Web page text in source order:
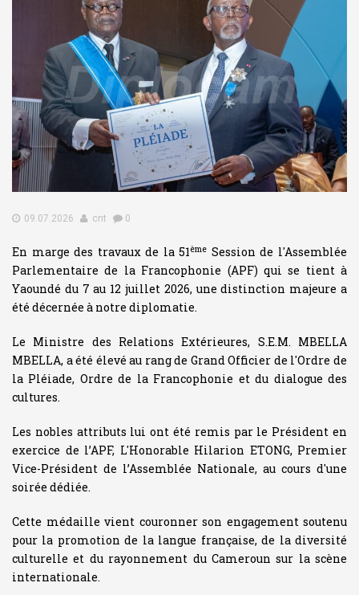
09.07.2026 cnt 0
En marge des travaux de la 51ème Session de l'Assemblée
Parlementaire de la Francophonie (APF) qui se tient à
Yaoundé du 7 au 12 juillet 2026, une distinction majeure a
été décernée à notre diplomatie.
Le Ministre des Relations Extérieures, S.E.M. MBELLA
MBELLA, a été élevé au rang de Grand Officier de l'Ordre de
la Pléiade, Ordre de la Francophonie et du dialogue des
cultures.
Les nobles attributs lui ont été remis par le Président en
exercice de l’APF, L'Honorable Hilarion ETONG, Premier
Vice-Président de l’Assemblée Nationale, au cours d'une
soirée dédiée.
Cette médaille vient couronner son engagement soutenu
pour la promotion de la langue française, de la diversité
culturelle et du rayonnement du Cameroun sur la scène
internationale.